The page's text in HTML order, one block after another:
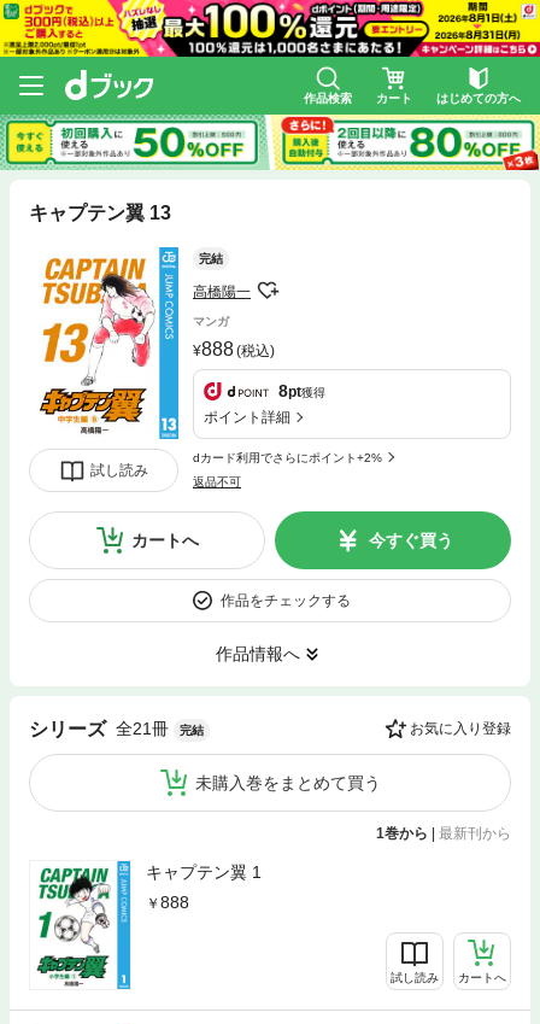
作品検索 カート はじめての方へ
キャプテン翼 13
試し読み
完結
高橋陽一
マンガ
888(税込)
8pt獲得
ポイント詳細
dカード利用でさらにポイント+2%
返品不可
カートへ 今すぐ買う
作品をチェックする
作品情報へ
シリーズ 全21冊 完結 お気に入り登録
未購入巻をまとめて買う
1巻から 最新刊から
キャプテン翼 1
888
試し読み カートへ